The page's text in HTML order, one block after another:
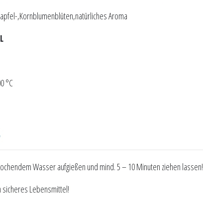
,Kornblumenblüten,natürliches Aroma
°C
Wasser aufgießen und mind. 5 – 10 Minuten ziehen lassen!
Lebensmittel!